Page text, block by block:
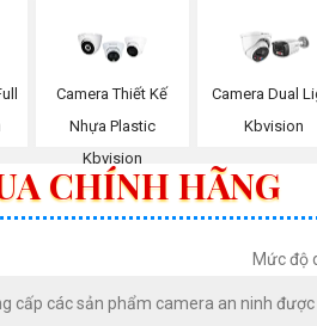
Camera Thiết Kế
Nhựa Plastic
Kbvision
Camera Dual
Kbvision
CHÍNH HÃNG
Mức độ
cấp các sản phẩm camera an ninh